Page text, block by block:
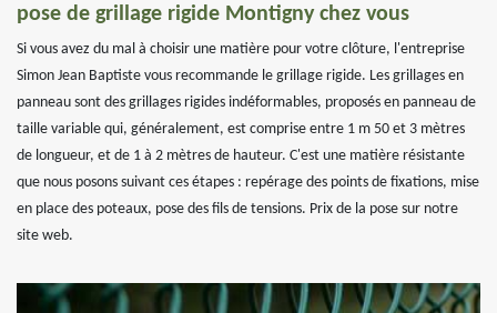
pose de grillage rigide Montigny chez vous
Si vous avez du mal à choisir une matière pour votre clôture, l'entreprise
Simon Jean Baptiste vous recommande le grillage rigide. Les grillages en
panneau sont des grillages rigides indéformables, proposés en panneau de
taille variable qui, généralement, est comprise entre 1 m 50 et 3 mètres
de longueur, et de 1 à 2 mètres de hauteur. C'est une matière résistante
que nous posons suivant ces étapes : repérage des points de fixations, mise
en place des poteaux, pose des fils de tensions. Prix de la pose sur notre
site web.